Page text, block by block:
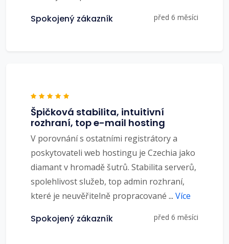
Spokojený zákazník před 6 měsíci
Špičková stabilita, intuitivní
rozhraní, top e-mail hosting
V porovnání s ostatními registrátory a
poskytovateli web hostingu je Czechia jako
diamant v hromadě šutrů. Stabilita serverů,
spolehlivost služeb, top admin rozhraní,
které je neuvěřitelně propracované ... Více
Spokojený zákazník před 6 měsíci